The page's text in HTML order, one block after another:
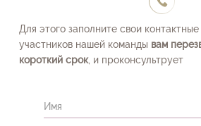
Для этого заполните свои
участников нашей команды вам
короткий срок, и проконсультрует
Имя